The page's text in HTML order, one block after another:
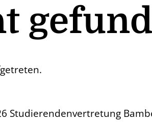
Studierendenvertretung